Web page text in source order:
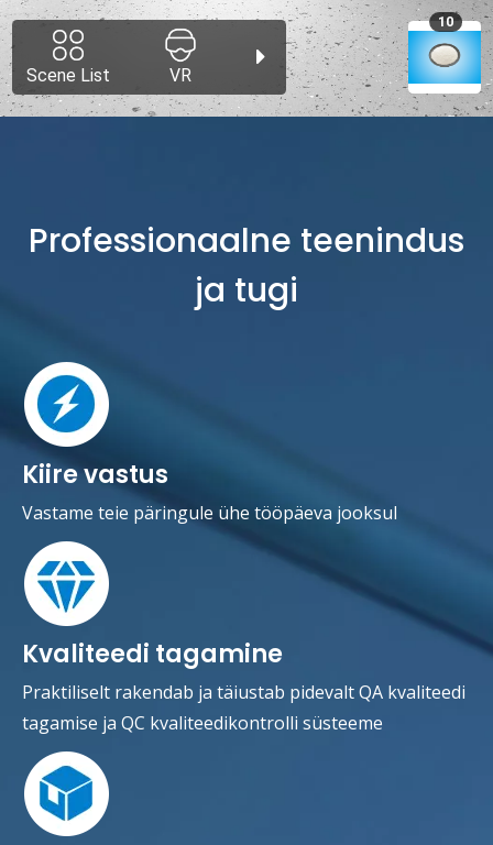
Professionaalne teenindus
ja tugi
Kiire vastus
Vastame teie päringule ühe tööpäeva jooksul
Kvaliteedi tagamine
Praktiliselt rakendab ja täiustab pidevalt QA kvaliteedi
tagamise ja QC kvaliteedikontrolli süsteeme